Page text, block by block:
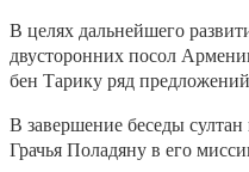
В целях дальнейшего
двусторонних посол
бен Тарику ряд
В завершение беседы
Грачья Поладяну в его